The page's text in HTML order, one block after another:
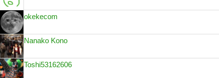
okekecom
Nanako Kono
Toshi53162606